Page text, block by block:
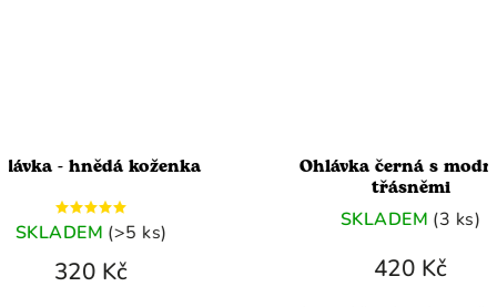
Ohlávka - hnědá koženka
SKLADEM
Ohlávka